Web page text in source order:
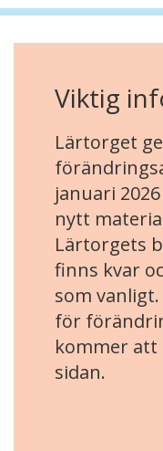
Viktig
Lärtorget
januari
nytt
Lärtorgets
finns kvar
som
för
kommer att
sidan.